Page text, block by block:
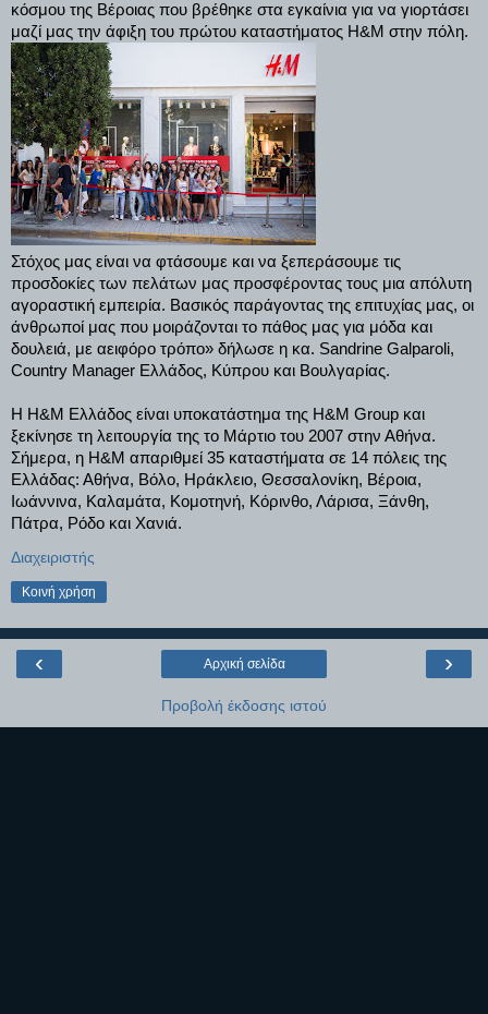
κόσμου της Βέροιας που βρέθηκε στα εγκαίνια για να γιορτάσει
μαζί μας την άφιξη του πρώτου καταστήματος Η&Μ στην πόλη.
Στόχος μας είναι να φτάσουμε και να ξεπεράσουμε τις
προσδοκίες των πελάτων μας προσφέροντας τους μια απόλυτη
αγοραστική εμπειρία. Βασικός παράγοντας της επιτυχίας μας, οι
άνθρωποί μας που μοιράζονται το πάθος μας για μόδα και
δουλειά, με αειφόρο τρόπο» δήλωσε η κα. Sandrine Galparoli,
Country Manager Ελλάδος, Κύπρου και Βουλγαρίας.
Η Η&Μ Ελλάδος είναι υποκατάστημα της Η&Μ Group και
ξεκίνησε τη λειτουργία της το Μάρτιο του 2007 στην Αθήνα.
Σήμερα, η Η&Μ απαριθμεί 35 καταστήματα σε 14 πόλεις της
Ελλάδας: Αθήνα, Βόλο, Ηράκλειο, Θεσσαλονίκη, Βέροια,
Ιωάννινα, Καλαμάτα, Κομοτηνή, Κόρινθο, Λάρισα, Ξάνθη,
Πάτρα, Ρόδο και Χανιά.
Διαχειριστής
Κοινή χρήση
‹ ›
Αρχική σελίδα
Προβολή έκδοσης ιστού